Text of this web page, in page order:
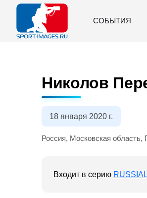
СОБЫТИЯ
Николов
18 января 2020 г.
Россия, Московская область,
Входит в серию